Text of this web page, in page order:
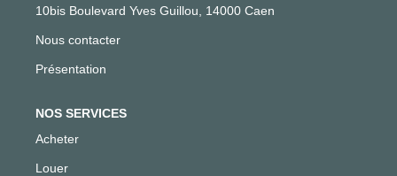
ACCÈS CLIENTS
10bis Boulevard Yves Guillou, 14000 Caen
Nous contacter
Présentation
NOS SERVICES
Acheter
Louer